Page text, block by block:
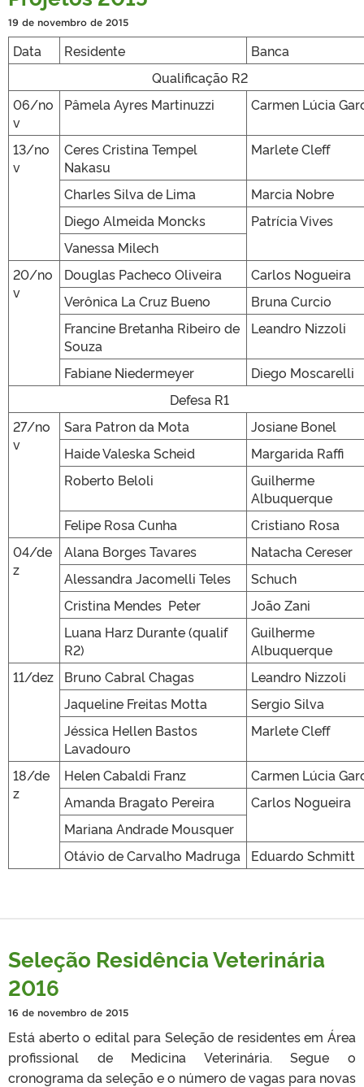
19 de novembro de 2015
Data Residente
Banca
Qualificação R2
06/no
v
Pâmela Ayres Martinuzzi Carmen Lúcia
13/no
v
Ceres Cristina Tempel
Nakasu
Marlete Cleff
Charles Silva de Lima
Marcia Nobre
Diego Almeida Moncks
Patrícia Vives
Vanessa Milech
20/no
v
Douglas Pacheco Oliveira
Carlos Nogueira
Verônica La Cruz Bueno
Bruna Curcio
Francine Bretanha Ribeiro de
Souza
Leandro Nizzoli
Fabiane Niedermeyer
Diego Moscarelli
Defesa R1
27/no
v
Sara Patron da Mota
Josiane Bonel
Haide Valeska Scheid
Margarida Raffi
Roberto Beloli
Guilherme
Albuquerque
Felipe Rosa Cunha
Cristiano Rosa
04/de
z
Alana Borges Tavares
Natacha Cereser
Alessandra Jacomelli Teles
Schuch
Cristina Mendes Peter
João Zani
Luana Harz Durante (qualif
R2)
Guilherme
Albuquerque
11/dez
Bruno Cabral Chagas
Leandro Nizzoli
Jaqueline Freitas Motta
Sergio Silva
Jéssica Hellen Bastos
Lavadouro
Marlete Cleff
18/de
z
Helen Cabaldi Franz
Carmen Lúcia
Amanda Bragato Pereira
Carlos Nogueira
Mariana Andrade Mousquer
Otávio de Carvalho Madruga
Eduardo Schmitt
Seleção Residência Veterinária
2016
16 de novembro de 2015
Está aberto o edital para Seleção de residentes em Área
profissional de Medicina Veterinária. Segue o
cronograma da seleção e o número de vagas para novas